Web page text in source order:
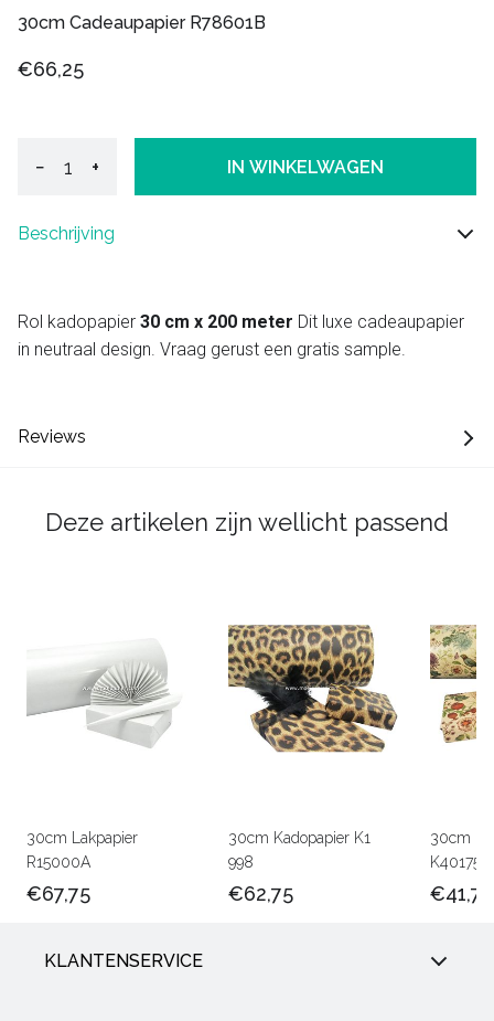
30cm Cadeaupapier R78601B
€66,25
− + IN WINKELWAGEN
Beschrijving
Rol kadopapier 30 cm x 200 meter Dit luxe cadeaupapier
in neutraal design. Vraag gerust een gratis sample.
Reviews
Deze artikelen zijn wellicht passend
30cm Lakpapier
R15000A
€67,75
30cm Kadopapier K1
998
€62,75
30cm
€41,75
KLANTENSERVICE